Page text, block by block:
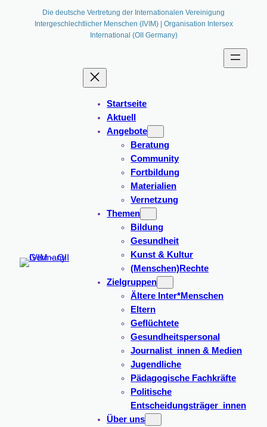
Die deutsche Vertretung der Internationalen Vereinigung
Intergeschlechtlicher Menschen (IVIM) | Organisation Intersex
International (OII Germany)
Startseite
Aktuell
Angebote
Beratung
Community
Fortbildung
Materialien
Vernetzung
Themen
Bildung
Gesundheit
Kunst & Kultur
(Menschen)Rechte
Zielgruppen
Ältere Inter*Menschen
Eltern
Geflüchtete
Gesundheitspersonal
Journalist_innen & Medien
Jugendliche
Pädagogische Fachkräfte
Politische
Entscheidungsträger_innen
Über uns